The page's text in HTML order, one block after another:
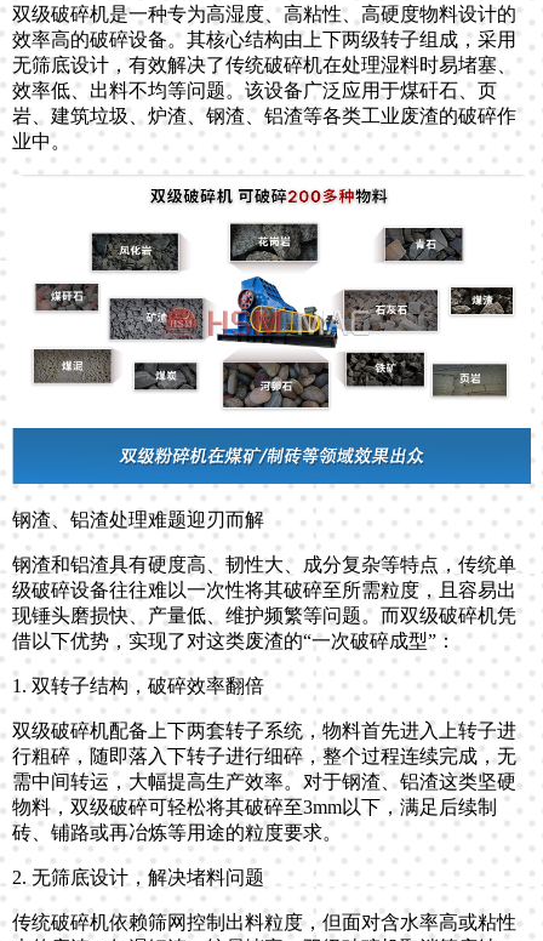
双级破碎机是一种专为高湿度、高粘性、高硬度物料设计的
效率高的破碎设备。其核心结构由上下两级转子组成，采用
无筛底设计，有效解决了传统破碎机在处理湿料时易堵塞、
效率低、出料不均等问题。该设备广泛应用于煤矸石、页
岩、建筑垃圾、炉渣、钢渣、铝渣等各类工业废渣的破碎作
业中。
钢渣、铝渣处理难题迎刃而解
钢渣和铝渣具有硬度高、韧性大、成分复杂等特点，传统单
级破碎设备往往难以一次性将其破碎至所需粒度，且容易出
现锤头磨损快、产量低、维护频繁等问题。而双级破碎机凭
借以下优势，实现了对这类废渣的“一次破碎成型”：
1. 双转子结构，破碎效率翻倍
双级破碎机配备上下两套转子系统，物料首先进入上转子进
行粗碎，随即落入下转子进行细碎，整个过程连续完成，无
需中间转运，大幅提高生产效率。对于钢渣、铝渣这类坚硬
物料，双级破碎可轻松将其破碎至3mm以下，满足后续制
砖、铺路或再冶炼等用途的粒度要求。
2. 无筛底设计，解决堵料问题
传统破碎机依赖筛网控制出料粒度，但面对含水率高或粘性